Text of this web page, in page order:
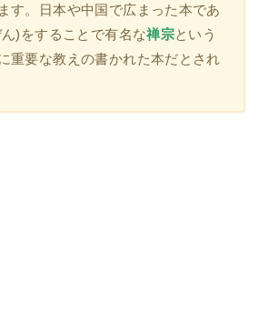
す。日本や中国で広まった本であ
)をすることで有名な禅宗という
重要な教えの書かれた本だとされ